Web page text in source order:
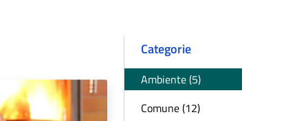
Categorie
Ambiente (5)
Comune (12)